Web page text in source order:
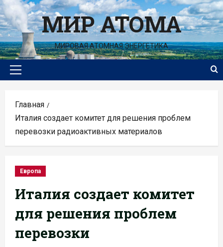
Перейти
к
содержимомуМИР АТОМА
МИРОВАЯ АТОМНАЯ ЭНЕРГЕТИКА
Основное
Главная
Италия создает комитет для решения проблем
перевозки радиоактивных материалов
Европа
Италия создает комитет
для решения проблем
перевозки